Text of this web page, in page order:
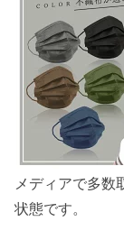
メディアで多数
状態です。